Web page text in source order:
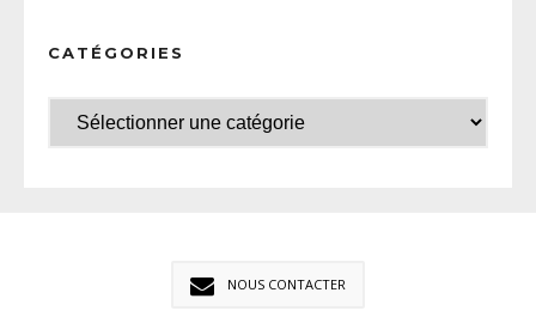
CATÉGORIES
NOUS CONTACTER